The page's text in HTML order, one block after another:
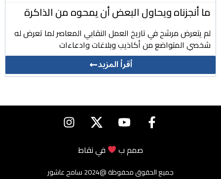
ما أنجزناه ويحاول البعض أن يمحوه من الذاكرة
لم يتعرض مرشح في تاريخ العمل النقابي المعاصر لما تعرض له
شخصي المتواضع من أكاذيب وبلاغات وادعاءات
أقرأ المزيد
جميع الحقوق محفوظة @2024 سامح عاشور
صمم ب فينقاط